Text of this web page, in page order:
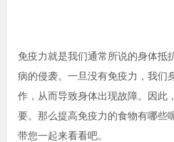
免疫力就是我们通常所说的身体抵
病的侵袭。一旦没有免疫力，我们
作，从而导致身体出现故障。因此
要。那么提高免疫力的食物有哪些
带您一起来看看吧。